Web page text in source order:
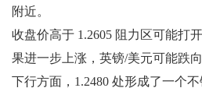
附近。
收盘价高于 1.2605 阻力区可能打
果进一步上涨，英镑/美元可能跌向
下行方面，1.2480 处形成了一个